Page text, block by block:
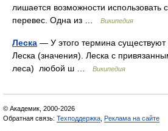
лишается возможности использовать
перевес. Одна из …
Википедия
Леска — У этого термина существуют
Леска (значения). Леска с
леса) любой ш …
Википедия
© Академик, 2000-2026
Обратная связь: Техподдержка Реклама на сайте